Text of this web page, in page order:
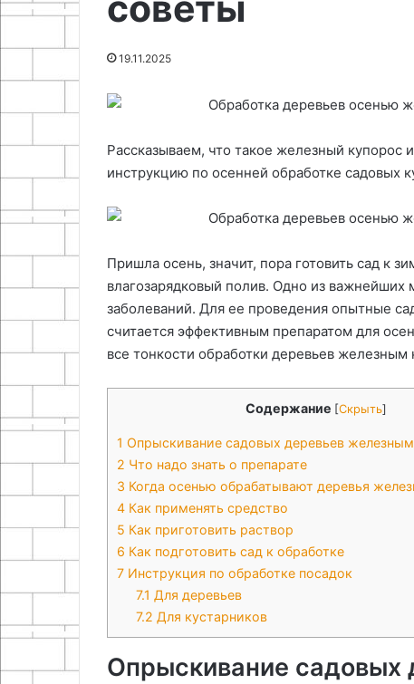
19.11.2025
Рассказываем, что такое железный купорос
инструкцию по осенней обработке садовых
Пришла осень, значит, пора готовить сад к
влагозарядковый полив. Одно из важнейших
заболеваний. Для ее проведения опытные
считается эффективным препаратом для
все тонкости обработки деревьев
Содержание [Скрыть]
1 Опрыскивание садовых деревьев
2 Что надо знать о препарате
3 Когда осенью обрабатывают деревья
4 Как применять средство
5 Как приготовить раствор
6 Как подготовить сад к обработке
7 Инструкция по обработке посадок
7.1 Для деревьев
7.2 Для кустарников
Опрыскивание садовых
Как соединить шерстяную нить